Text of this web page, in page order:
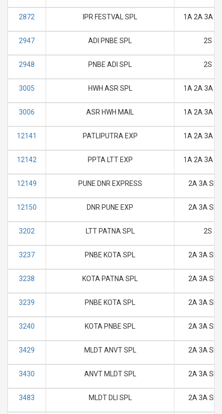
2872 IPR FESTVAL SPL 1A 2A 3A
2947 ADI PNBE SPL 2S
2948 PNBE ADI SPL 2S
3005 HWH ASR SPL 1A 2A 3A
3006 ASR HWH MAIL 1A 2A 3A
12141 PATLIPUTRA EXP 1A 2A 3A
12142 PPTA LTT EXP 1A 2A 3A
12149 PUNE DNR EXPRESS 2A 3A SL
12150 DNR PUNE EXP 2A 3A SL
3202 LTT PATNA SPL 2S
3237 PNBE KOTA SPL 2A 3A SL
3238 KOTA PATNA SPL 2A 3A SL
3239 PNBE KOTA SPL 2A 3A SL
3240 KOTA PNBE SPL 2A 3A SL
3429 MLDT ANVT SPL 2A 3A SL
3430 ANVT MLDT SPL 2A 3A SL
3483 MLDT DLI SPL 2A 3A SL